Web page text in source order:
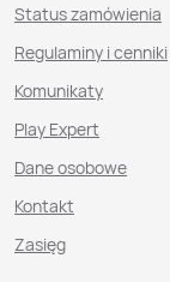
Status zamówienia
Regulaminy i cenniki
Komunikaty
Play Expert
Dane osobowe
Kontakt
Zasięg